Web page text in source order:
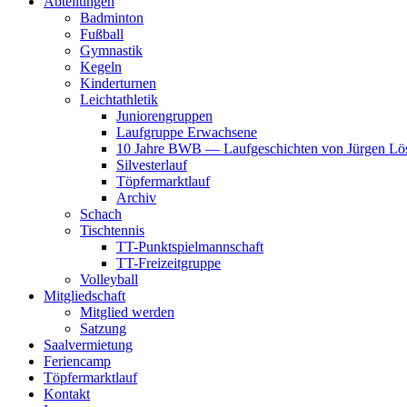
Badminton
Fußball
Gymnastik
Kegeln
Kinderturnen
Leichtathletik
Juniorengruppen
Laufgruppe Erwachsene
10 Jahre BWB — Laufgeschichten von Jürgen
Silvesterlauf
Töpfermarktlauf
Archiv
Schach
Tischtennis
TT-Punktspielmannschaft
TT-Freizeitgruppe
Volleyball
Mitgliedschaft
Mitglied werden
Satzung
Saalvermietung
Feriencamp
Töpfermarktlauf
Kontakt